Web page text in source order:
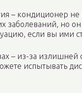
– кондиционер
заболеваний, но
если вы ими
– из-за излишней
испытывать